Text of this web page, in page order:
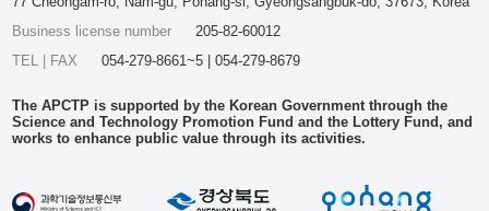
Business license number
205-82-60012
TEL | FAX
054-279-8661~5 | 054-279-8679
The APCTP is supported by the Korean Government through the
Science and Technology Promotion Fund and the Lottery Fund, and
works to enhance public value through its activities.